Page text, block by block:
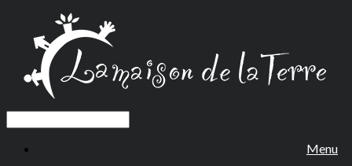
Menu